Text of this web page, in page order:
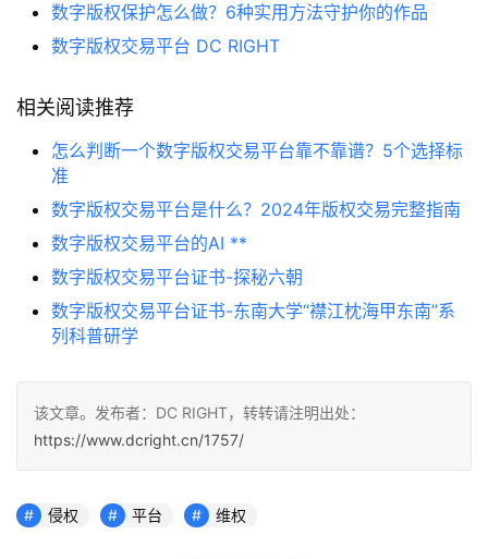
数字版权保护怎么做？6种实用方法守护你的作品
数字版权交易平台 DC RIGHT
相关阅读推荐
怎么判断一个数字版权交易平台靠不靠谱？5个选择标
准
数字版权交易平台是什么？2024年版权交易完整指南
数字版权交易平台的AI **
数字版权交易平台证书-探秘六朝
数字版权交易平台证书-东南大学“襟江枕海甲东南”系
列科普研学
该文章。发布者：DC RIGHT，转转请注明出处：
https://www.dcright.cn/1757/
侵权 平台 维权